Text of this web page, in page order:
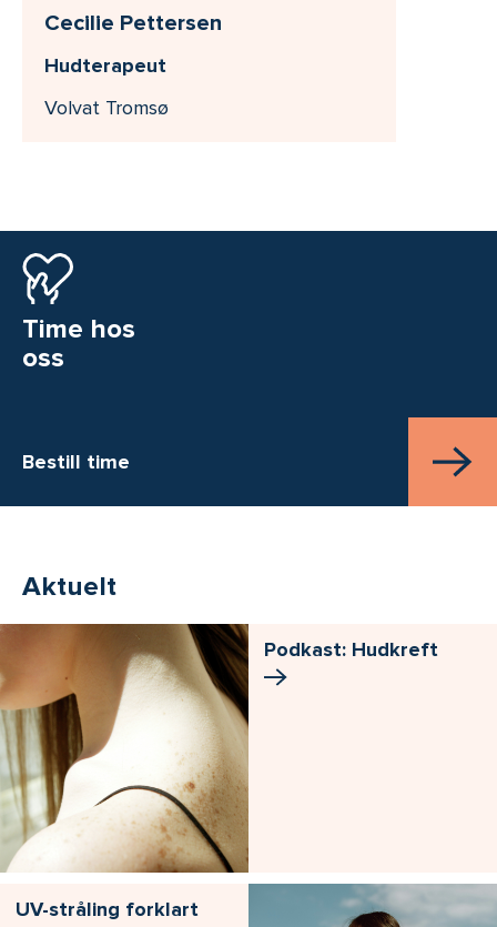
Cecilie Pettersen
Hudterapeut
Volvat Tromsø
Time hos
oss
Bestill time
Aktuelt
Podkast: Hudkreft
UV-stråling forklart